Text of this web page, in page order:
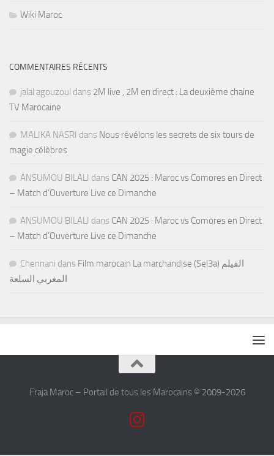
Wiki Maroc
COMMENTAIRES RÉCENTS
jalal agouzoul dans 2M live , 2M en direct : La deuxième chaine
TV Marocaine
MALIKA NASRI dans Nous révélons les secrets de six tours de
magie célèbres
ANSUMOU BILALI dans CAN 2025 : Maroc vs Comores en Direct
– Match d’Ouverture Live ce Dimanche
ANSUMOU BILALI dans CAN 2025 : Maroc vs Comores en Direct
– Match d’Ouverture Live ce Dimanche
Chennani dans Film marocain La marchandise (Sel3a) الفيلم
المغربي السلعة
Fraja Maroc – Portail de tous les Marocains © 2009-2026